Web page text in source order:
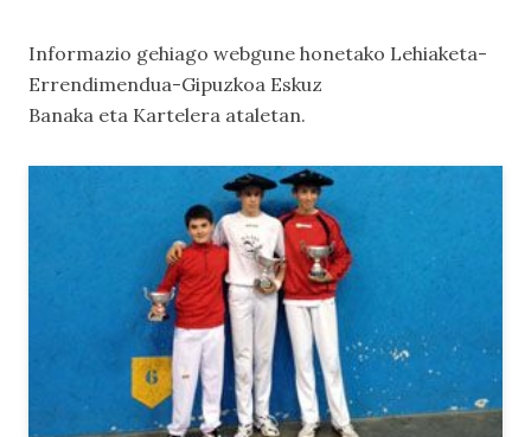
Informazio gehiago webgune honetako Lehiaketa-
Errendimendua-Gipuzkoa Eskuz
Banaka eta Kartelera ataletan.